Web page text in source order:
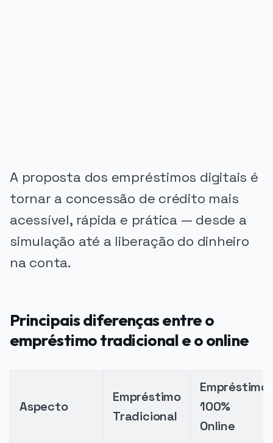
A proposta dos empréstimos digitais é
tornar a concessão de crédito mais
acessível, rápida e prática — desde a
simulação até a liberação do dinheiro
na conta.
Principais diferenças entre o
empréstimo tradicional e o online
Aspecto
Empréstimo
Tradicional
Empréstimo
100%
Online